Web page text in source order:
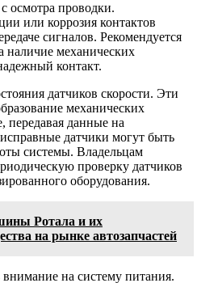
осмотра проводки.
или коррозия контактов
сигналов. Рекомендуется
наличие механических
контакт.
датчиков скорости. Эти
механических
передавая данные на
датчики могут быть
системы. Владельцам
проверку датчиков
оборудования.
Ротала и их
на рынке автозапчастей
на систему питания.